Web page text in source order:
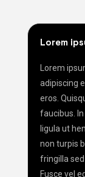
Lorem
Lorem
adipiscing
eros.
faucibus.
ligula ut
non turpis
fringilla
Fusce vel